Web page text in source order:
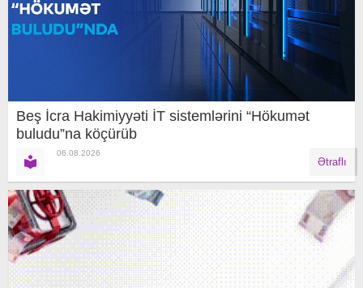
Beş İcra Hakimiyyəti İT sistemlərini “Hökumət
buludu”na köçürüb
06.08.2026
Ətraflı